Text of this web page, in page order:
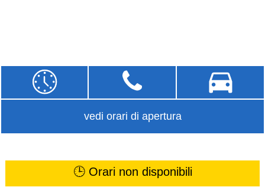
vedi orari di apertura
🕒 Orari non disponibili